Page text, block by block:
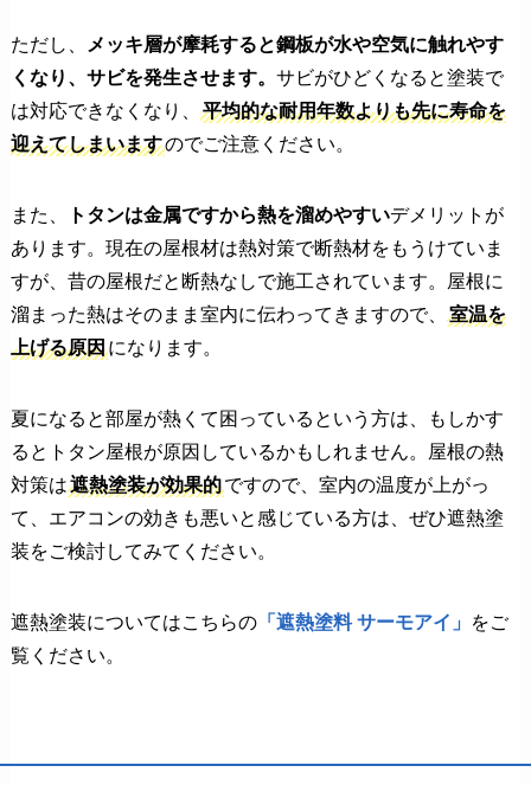
ただし、
メッキ層が摩耗すると鋼板が水や空気に触れやす
くなり、サビを発生させます。 サビがひどくなると塗装で
は対応できなくなり、
平均的な耐用年数よりも先に寿命を
迎えてしまいますのでご注意ください。
また、 トタンは金属ですから熱を溜めやすいデメリットが
あります。現在の屋根材は熱対策で断熱材をもうけていま
すが、昔の屋根だと断熱なしで施工されています。屋根に
溜まった熱はそのまま室内に伝わってきますので、
室温を
上げる原因になります。
夏になると部屋が熱くて困っているという方は、もしかす
るとトタン屋根が原因しているかもしれません。屋根の熱
対策は遮熱塗装が効果的ですので、室内の温度が上がっ
て、エアコンの効きも悪いと感じている方は、ぜひ遮熱塗
装をご検討してみてください。
遮熱塗装についてはこちらの「遮熱塗料 サーモアイ」 をご
覧ください。